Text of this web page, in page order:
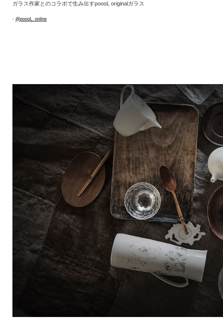
ガラス作家とのコラボで生み出すpoooL originalガラス
- @poooL_online